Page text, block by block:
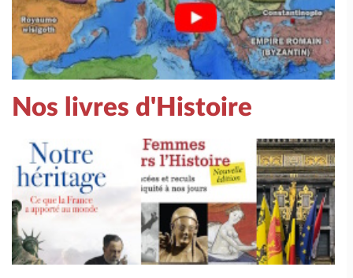
Nos livres d'Histoire